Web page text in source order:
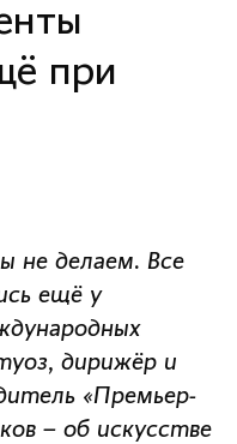
при
не делаем. Все
ещё у
дирижёр и
«Премьер-
– об искусстве